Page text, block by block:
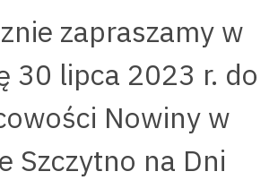
zapraszamy w
30 lipca 2023 r. do
Nowiny w
Szczytno na Dni